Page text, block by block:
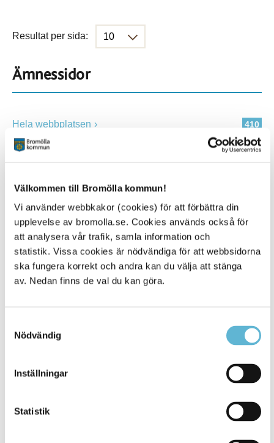
Välkommen till Bromölla kommun!
Vi använder webbkakor (cookies) för att förbättra din
upplevelse av bromolla.se. Cookies används också för
att analysera vår trafik, samla information och
statistik. Vissa cookies är nödvändiga för att webbsidorna
ska fungera korrekt och andra kan du välja att stänga
av. Nedan finns de val du kan göra.
Nödvändig
Inställningar
Statistik
Resultat per sida:
Ämnessidor
410
Hela webbplatsen
Alla platser
KONTAKT
Besöksadress